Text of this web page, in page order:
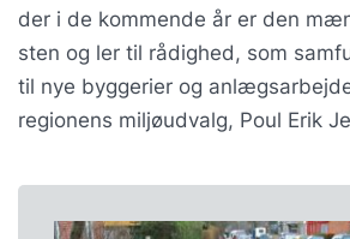
der i de kommende år er den
sten og ler til rådighed, som
til nye byggerier og
regionens miljøudvalg, Poul Erik